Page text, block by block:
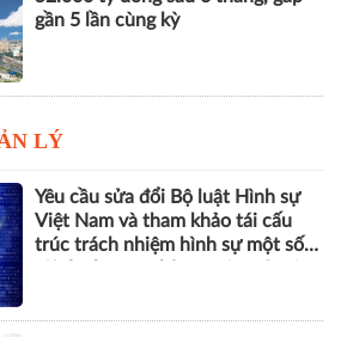
gần 5 lần cùng kỳ
LÝ
Yêu cầu sửa đổi Bộ luật Hình sự
Việt Nam và tham khảo tái cấu
trúc trách nhiệm hình sự một số